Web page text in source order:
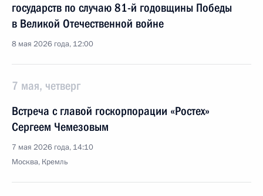
государств по случаю 81-й годовщины Победы
в Великой Отечественной войне
8 мая 2026 года, 12:00
7 мая, четверг
Встреча с главой госкорпорации «Ростех»
Сергеем Чемезовым
7 мая 2026 года, 14:10
Москва, Кремль